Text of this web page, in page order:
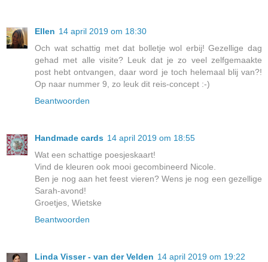
Ellen 14 april 2019 om 18:30
Och wat schattig met dat bolletje wol erbij! Gezellige dag
gehad met alle visite? Leuk dat je zo veel zelfgemaakte
post hebt ontvangen, daar word je toch helemaal blij van?!
Op naar nummer 9, zo leuk dit reis-concept :-)
Beantwoorden
Handmade cards 14 april 2019 om 18:55
Wat een schattige poesjeskaart!
Vind de kleuren ook mooi gecombineerd Nicole.
Ben je nog aan het feest vieren? Wens je nog een gezellige
Sarah-avond!
Groetjes, Wietske
Beantwoorden
Linda Visser - van der Velden 14 april 2019 om 19:22